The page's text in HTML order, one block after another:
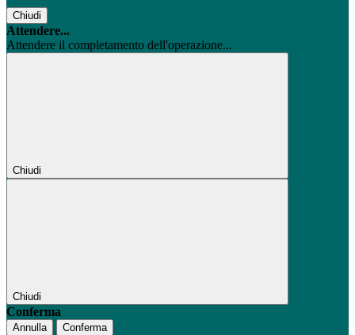
Chiudi
Attendere...
Attendere il completamento dell'operazione...
Chiudi
Chiudi
Conferma
Annulla Conferma